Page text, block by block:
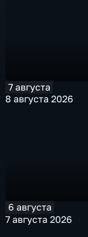
7 августа
8 августа 2026
6 августа
7 августа 2026